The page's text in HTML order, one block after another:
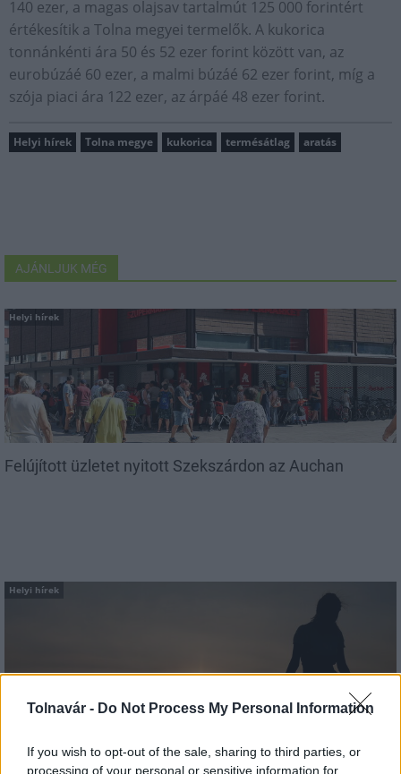
Tolnavár - Do Not Process My Personal Information
If you wish to opt-out of the sale, sharing to third parties, or
processing of your personal or sensitive information for
140 ezer, a magas olajsav tartalmút 125 000 forintért
értékesítik a Tolna megyei termelők. A kukorica
tonnánkénti ára 50 és 52 ezer forint között van, az
eurobúzáé 60 ezer, a malmi búzáé 62 ezer forint, míg a
szója piaci ára 122 ezer, az árpáé 48 ezer forint.
Helyi hírek Tolna megye kukorica termésátlag aratás
AJÁNLJUK MÉG
Helyi hírek
Felújított üzletet nyitott Szekszárdon az Auchan
Helyi hírek
csökken a riasztás